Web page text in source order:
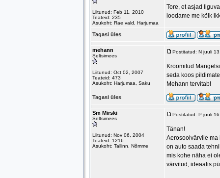
Liitunud: Feb 11, 2010
Teateid: 235
Asukoht: Rae vald, Harjumaa
Tore, et asjad
loodame me kõik
Tagasi üles
mehann
Seltsimees
Liitunud: Oct 02, 2007
Teateid: 473
Asukoht: Harjumaa, Saku
Postitatud: N juuli
Kroomitud
seda koos
Mehann tervitab!
Tagasi üles
Sm Mirski
Seltsimees
Liitunud: Nov 06, 2004
Teateid: 1216
Asukoht: Tallinn, Nõmme
Postitatud: P juuli
Tänan!
Aerosoolvärvile ma
on auto saada
mis kohe näha ei
värvitud, ideaalis